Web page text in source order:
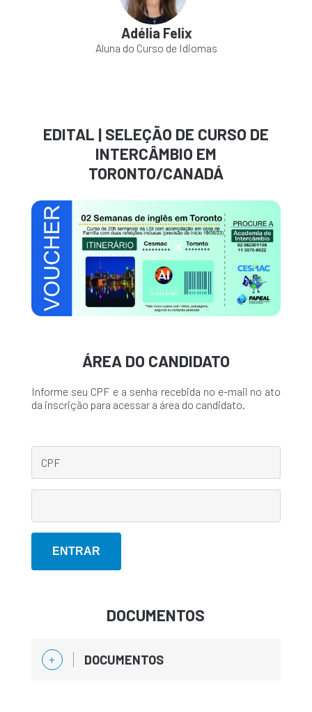
Adélia Felix
Aluna do Curso de Idiomas
EDITAL | SELEÇÃO DE CURSO DE
INTERCÂMBIO EM
TORONTO/CANADÁ
ÁREA DO CANDIDATO
Informe seu CPF e a senha recebida no e-mail no ato
da inscrição para acessar a área do candidato.
DOCUMENTOS
DOCUMENTOS